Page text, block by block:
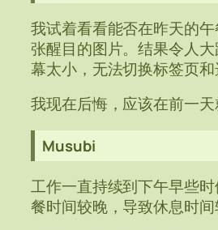
我试着看看能否在昨天的
张醒目的图片。结果令人
幕太小，无法切换标签页和
我现在后悔，应该在前一天
Musubi
工作一直持续到下午早些
餐时间较晚，导致休息时间